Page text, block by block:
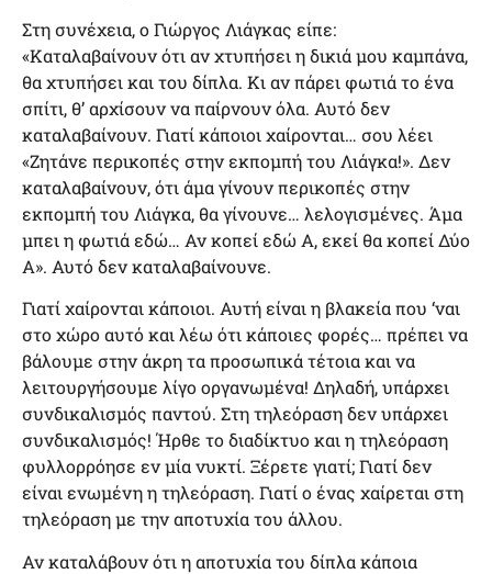
Στη συνέχεια, ο Γιώργος Λιάγκας είπε:
«Καταλαβαίνουν ότι αν χτυπήσει η δικιά μου καμπάνα,
θα χτυπήσει και του δίπλα. Κι αν πάρει φωτιά το ένα
σπίτι, θ’ αρχίσουν να παίρνουν όλα. Αυτό δεν
καταλαβαίνουν. Γιατί κάποιοι χαίρονται… σου λέει
«Ζητάνε περικοπές στην εκπομπή του Λιάγκα!». Δεν
καταλαβαίνουν, ότι άμα γίνουν περικοπές στην
εκπομπή του Λιάγκα, θα γίνουνε… λελογισμένες. Άμα
μπει η φωτιά εδώ… Αν κοπεί εδώ Α, εκεί θα κοπεί Δύο
Α». Αυτό δεν καταλαβαίνουνε.
Γιατί χαίρονται κάποιοι. Αυτή είναι η βλακεία που ‘ναι
στο χώρο αυτό και λέω ότι κάποιες φορές… πρέπει να
βάλουμε στην άκρη τα προσωπικά τέτοια και να
λειτουργήσουμε λίγο οργανωμένα! Δηλαδή, υπάρχει
συνδικαλισμός παντού. Στη τηλεόραση δεν υπάρχει
συνδικαλισμός! Ήρθε το διαδίκτυο και η τηλεόραση
φυλλορρόησε εν μία νυκτί. Ξέρετε γιατί; Γιατί δεν
είναι ενωμένη η τηλεόραση. Γιατί ο ένας χαίρεται στη
τηλεόραση με την αποτυχία του άλλου.
Αν καταλάβουν ότι η αποτυχία του δίπλα κάποια